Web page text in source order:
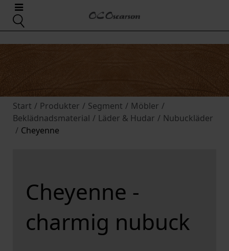
Start / Produkter / Segment / Möbler /
Beklädnadsmaterial / Läder & Hudar / Nubuckläder
/ Cheyenne
Cheyenne -
charmig nubuck